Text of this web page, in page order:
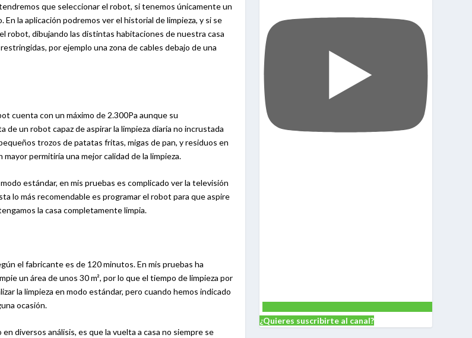
que seleccionar el robot, si tenemos únicamente un
la aplicación podremos ver el historial de limpieza, y si se
robot, dibujando las distintas habitaciones de nuestra casa
por ejemplo una zona de cables debajo de una
cuenta con un máximo de 2.300Pa aunque su
de un robot capaz de aspirar la limpieza diaria no incrustada
trozos de patatas fritas, migas de pan, y residuos en
permitiría una mejor calidad de la limpieza.
estándar, en mis pruebas es complicado ver la televisión
lo más recomendable es programar el robot para que aspire
la casa completamente limpia.
el fabricante es de 120 minutos. En mis pruebas ha
un área de unos 30 m², por lo que el tiempo de limpieza por
la limpieza en modo estándar, pero cuando hemos indicado
ocasión.
diversos análisis, es que la vuelta a casa no siempre se
¿Quieres suscribirte al canal?